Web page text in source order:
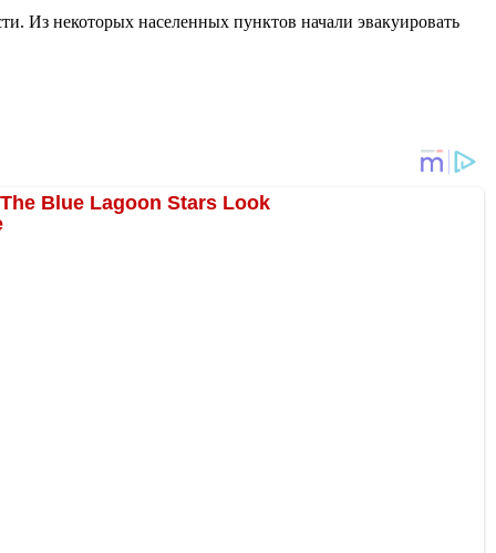
Из некоторых населенных пунктов начали эвакуировать